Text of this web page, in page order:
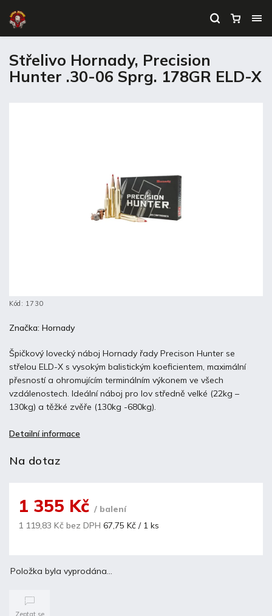
Střelivo Hornady, Precision
Hunter .30-06 Sprg. 178GR ELD-X
Kód: 1730
Špičkový lovecký náboj Hornady řady Precison Hunter se
střelou ELD-X s vysokým balistickým koeficientem, maximální
přesností a ohromujícím terminálním výkonem ve všech
vzdálenostech. Ideální náboj pro lov středně velké (22kg –
130kg) a těžké zvěře (130kg -680kg).
Detailní informace
Značka: Hornady
Na dotaz
1 355 Kč / balení
1 119,83 Kč bez DPH 67,75 Kč / 1 ks
Položka byla vyprodána…
Zeptat se